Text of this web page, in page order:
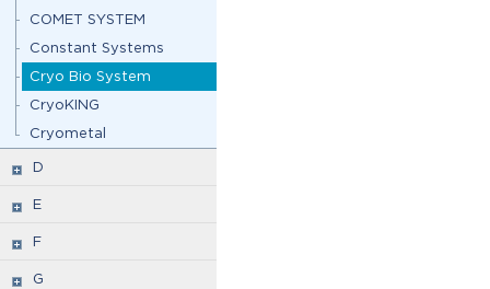
COMET SYSTEM
Constant Systems
Cryo Bio System
CryoKING
Cryometal
D
E
F
G